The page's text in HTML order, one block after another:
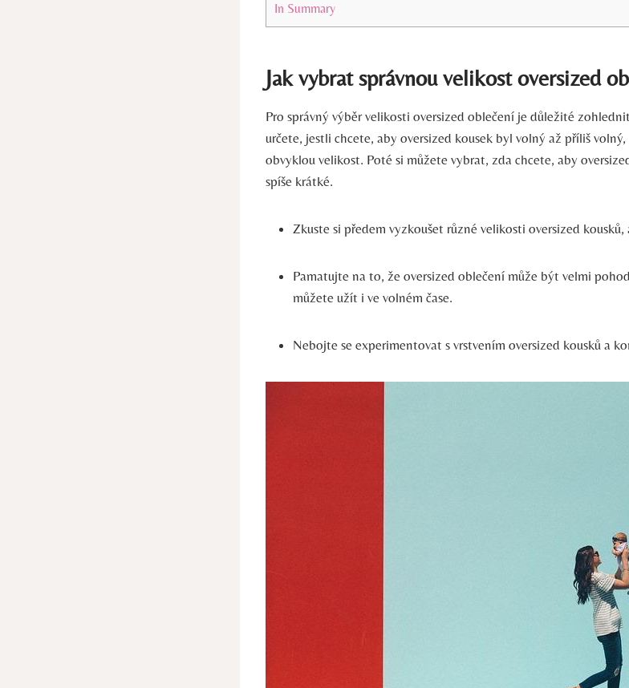
In Summary
Jak vybrat správnou velikost oversized
Pro správný výběr velikosti oversized oblečení je důležité
určete, jestli chcete, aby oversized kousek byl volný až příliš
obvyklou velikost. Poté si můžete vybrat, zda chcete, aby
spíše krátké.
Zkuste si předem vyzkoušet různé velikosti oversized
Pamatujte na to, že oversized oblečení může být velmi
můžete užít i ve volném čase.
Nebojte se experimentovat s vrstvením oversized kousků a